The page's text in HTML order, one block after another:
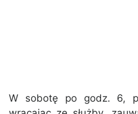
W sobotę po godz. 6,